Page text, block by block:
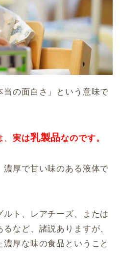
当の面白さ」という意味で
、実は乳製品なのです。
厚で甘い味のある液体で
ト、レアチーズ、または
など、諸説ありますが、
濃厚な味の食品ということ